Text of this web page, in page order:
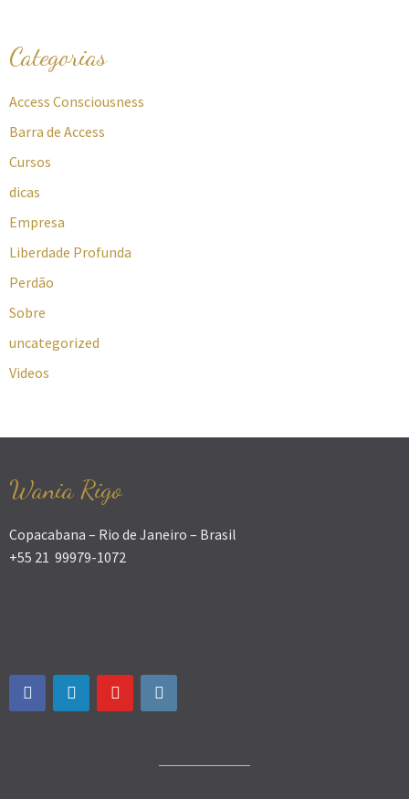
Categorias
Access Consciousness
Barra de Access
Cursos
dicas
Empresa
Liberdade Profunda
Perdão
Sobre
uncategorized
Videos
Wania Rigo
Copacabana – Rio de Janeiro – Brasil
+55 21 99979-1072